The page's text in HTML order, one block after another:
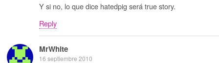
Y si no, lo que dice hatedpig será true story.
Reply
MrWhite
16 septiembre 2010